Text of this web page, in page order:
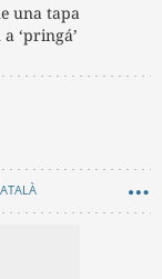
una tapa
‘pringá’